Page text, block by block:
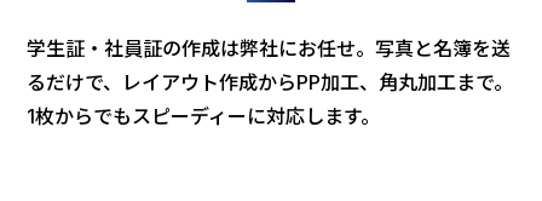
学生証・社員証の作成は弊社にお任せ。写真と名簿を送
るだけで、レイアウト作成からPP加工、角丸加工まで。
1枚からでもスピーディーに対応します。